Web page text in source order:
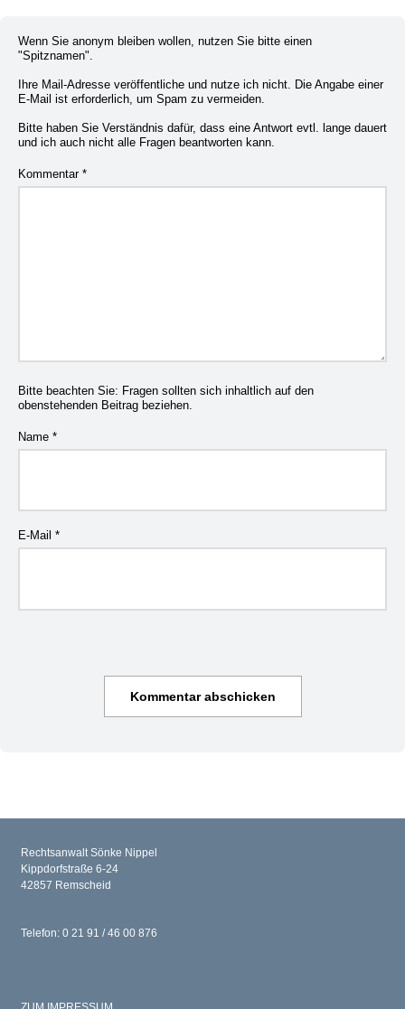
Wenn Sie anonym bleiben wollen, nutzen Sie bitte einen
"Spitznamen".
Ihre Mail-Adresse veröffentliche und nutze ich nicht. Die Angabe einer
E-Mail ist erforderlich, um Spam zu vermeiden.
Bitte haben Sie Verständnis dafür, dass eine Antwort evtl. lange dauert
und ich auch nicht alle Fragen beantworten kann.
Kommentar *
Bitte beachten Sie: Fragen sollten sich inhaltlich auf den
obenstehenden Beitrag beziehen.
Name *
E-Mail *
Rechtsanwalt Sönke Nippel
Kippdorfstraße 6-24
42857 Remscheid
Telefon: 0 21 91 / 46 00 876